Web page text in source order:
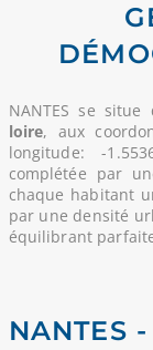
NANTES se
loire, aux
longitude: -
complétée par
chaque habitant
par une densité
équilibrant
NANTES